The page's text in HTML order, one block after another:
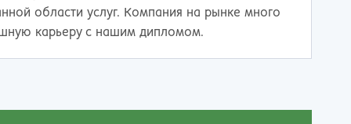
области услуг. Компания на рынке много
карьеру с нашим дипломом.